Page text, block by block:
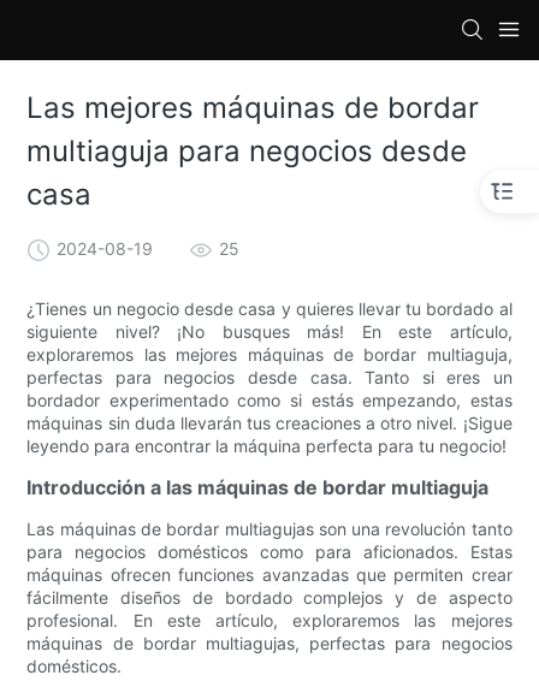
Las mejores máquinas de bordar
multiaguja para negocios desde
casa
2024-08-19 25
¿Tienes un negocio desde casa y quieres llevar tu bordado al
siguiente nivel? ¡No busques más! En este artículo,
exploraremos las mejores máquinas de bordar multiaguja,
perfectas para negocios desde casa. Tanto si eres un
bordador experimentado como si estás empezando, estas
máquinas sin duda llevarán tus creaciones a otro nivel. ¡Sigue
leyendo para encontrar la máquina perfecta para tu negocio!
Introducción a las máquinas de bordar multiaguja
Las máquinas de bordar multiagujas son una revolución tanto
para negocios domésticos como para aficionados. Estas
máquinas ofrecen funciones avanzadas que permiten crear
fácilmente diseños de bordado complejos y de aspecto
profesional. En este artículo, exploraremos las mejores
máquinas de bordar multiagujas, perfectas para negocios
domésticos.